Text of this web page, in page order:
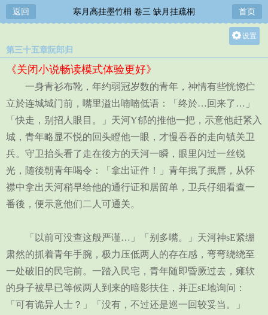
返回 寒月高挂墨竹梢 卷三 缺月挂疏桐 首页
设置
中
小
第三十五章阮郎归
《关闭小说畅读模式体验更好》
一身青衫布靴，年约弱冠岁数的青年，神情有些恍惚伫
立於连城城门前，嘴里溢出喃喃低语：「终於…回来了…」
「快走，别招人眼目。」天河Y郁的推他一把，示意他赶紧入
城，青年略显不悦的回头瞪他一眼，才慢吞吞的走向镇关卫
兵。守卫抬头看了走在後方的天河一瞬，眼里闪过一丝锐
光，随後朝青年喝令：「拿出证件！」青年抿了抿唇，从怀
襟中拿出天河稍早给他的通行证和居留单，卫兵仔细看查一
番後，便示意他们二人可通关。
「以前可没查这般严谨…」「别多嘴。」天河神sE紧绷
肃然的抓着青年手腕，极力压低两人的存在感，弯弯绕绕至
一处破旧的民宅前。一踏入民宅，青年随即昏厥过去，瘫软
的身子被早已等候两人到来的暗影扶住，并正sE地询问：
「可有诡异人士？」「没有，不过还是巡一回较妥当。」